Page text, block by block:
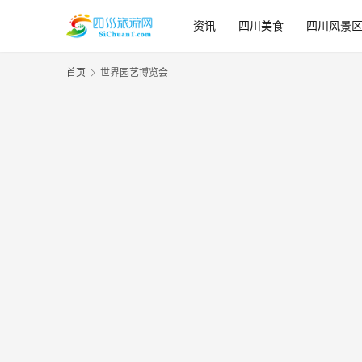
资讯 四川美食 四川风景区
首页 世界园艺博览会